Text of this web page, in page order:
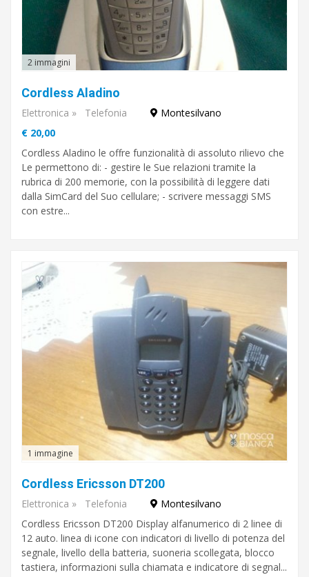
2 immagini
Cordless Aladino
Elettronica » Telefonia
Montesilvano
€ 20,00
Cordless Aladino le offre funzionalità di assoluto rilievo che
Le permettono di: - gestire le Sue relazioni tramite la
rubrica di 200 memorie, con la possibilità di leggere dati
dalla SimCard del Suo cellulare; - scrivere messaggi SMS
con estre...
1 immagine
Cordless Ericsson DT200
Elettronica » Telefonia
Montesilvano
Cordless Ericsson DT200 Display alfanumerico di 2 linee di
12 auto. linea di icone con indicatori di livello di potenza del
segnale, livello della batteria, suoneria scollegata, blocco
tastiera, informazioni sulla chiamata e indicatore di segnal...